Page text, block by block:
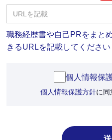
職務経歴書や自己PRをまと
きるURLを記載してください
個人情報保
個人情報保護方針に同